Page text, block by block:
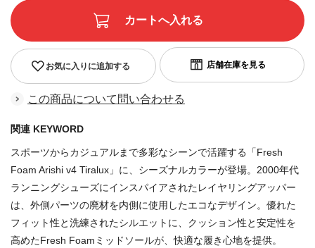
お気に入りに追加する
この商品について問い合わせる
関連 KEYWORD
スポーツからカジュアルまで多彩なシーンで活躍する「Fresh
Foam Arishi v4 Tiralux」に、シーズナルカラーが登場。2000年代
ランニングシューズにインスパイアされたレイヤリングアッパー
は、外側パーツの廃材を内側に使用したエコなデザイン。優れた
フィット性と洗練されたシルエットに、クッション性と安定性を
高めたFresh Foamミッドソールが、快適な履き心地を提供。